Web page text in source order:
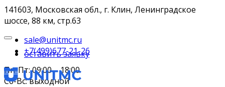
141603, Московская обл., г. Клин, Ленинградское
шоссе, 88 км, стр.63
sale@unitmc.ru
+7(499)677-21-26
Пн-Пт: 09:00 – 18:00
Сб-Вс: выходной
оставить заявку